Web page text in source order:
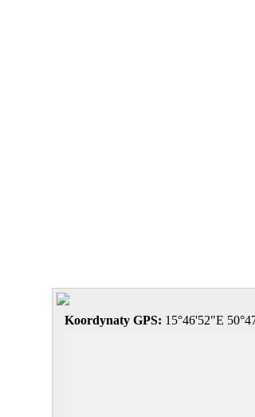
Koordynaty GPS: 15°46'52"E